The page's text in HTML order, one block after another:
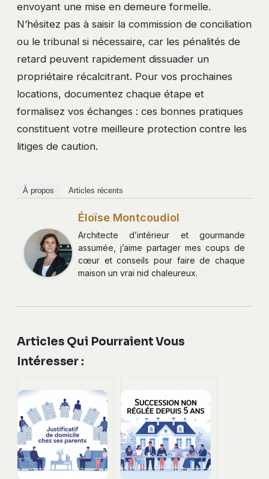
envoyant une mise en demeure formelle.
N’hésitez pas à saisir la commission de conciliation
ou le tribunal si nécessaire, car les pénalités de
retard peuvent rapidement dissuader un
propriétaire récalcitrant. Pour vos prochaines
locations, documentez chaque étape et
formalisez vos échanges : ces bonnes pratiques
constituent votre meilleure protection contre les
litiges de caution.
À propos Articles récents
Éloïse Montcoudiol
Architecte d’intérieur et gourmande
assumée, j’aime partager mes coups de
cœur et conseils pour faire de chaque
maison un vrai nid chaleureux.
Articles Qui Pourraient Vous
Intéresser :